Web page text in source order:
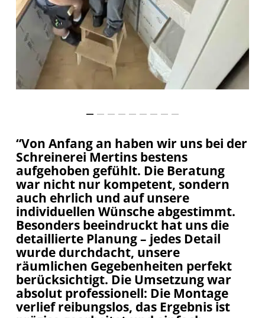
“Von Anfang an haben wir uns bei der
Schreinerei Mertins bestens
aufgehoben gefühlt. Die Beratung
war nicht nur kompetent, sondern
auch ehrlich und auf unsere
individuellen Wünsche abgestimmt.
Besonders beeindruckt hat uns die
detaillierte Planung – jedes Detail
wurde durchdacht, unsere
räumlichen Gegebenheiten perfekt
berücksichtigt. Die Umsetzung war
absolut professionell: Die Montage
verlief reibungslos, das Ergebnis ist